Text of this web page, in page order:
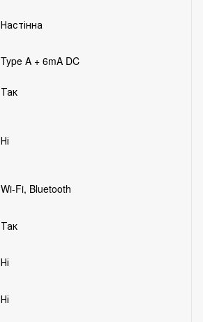
Настінна
Type A + 6mA DC
Так
Ні
Wi-Fi, Bluetooth
Так
Ні
Ні